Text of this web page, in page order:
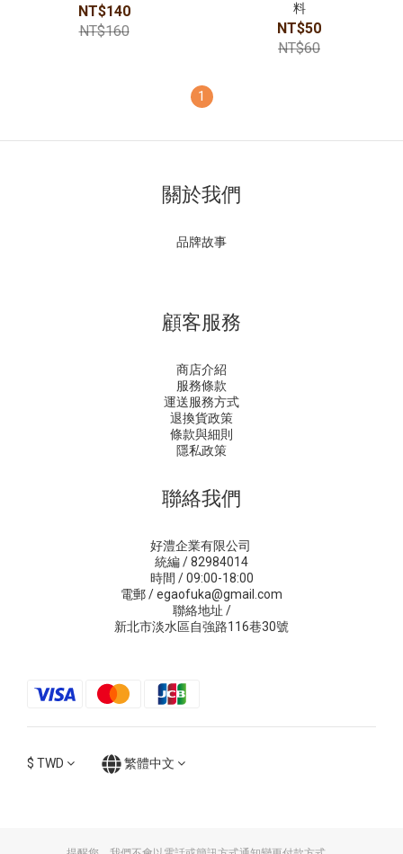
NT$140
NT$160
料
NT$50
NT$60
1
關於我們
品牌故事
顧客服務
商店介紹
服務條款
運送服務方式
退換貨政策
條款與細則
隱私政策
聯絡我們
好澧企業有限公司
統編 / 82984014
時間 / 09:00-18:00
電郵 / egaofuka@gmail.com
聯絡地址 /
新北市淡水區自強路116巷30號
$ TWD 繁體中文